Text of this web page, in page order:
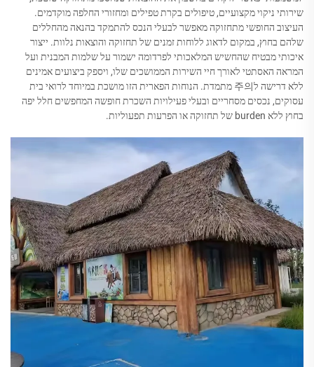
שירותי ניקוי מקצועיים, טיפולים בקרת טפילים ומחזורי החלפה מוקדמים.
העיצוב החופשי מתחזוקה מאפשר לבעלי הנכס להתמקד בהנאה מהחללים
שלהם בחוץ, במקום לדאוג ללוחות זמנים של תחזוקה והוצאות נלוות. ייצור
איכותי מבטיח שהחשיש המלאכותי לפרדומה ישמור על שלמות המבנית ועל
המראה האסתטי לאורך חיי השירות הממושכים שלו, ויספק ביצועים אמינים
ללא דרישה ל주의 מתמדת. הנוחות הפארית הזו מושכת במיוחד לרואי בית
עסוקים, נכסים מסחריים ובעלי פעילויות השכרת חופשה המחפשים חלל יפה
בחוץ ללא burden של תחזוקה או הפרעות תפעוליות.